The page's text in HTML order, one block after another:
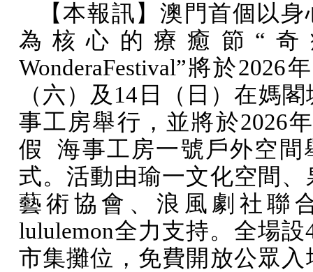
【本報訊】澳門首個以
為核心的療癒節“奇
WonderaFestival”將於2026年
（六）及 14 日（日）在媽
事工房舉行，並將於2026
假
海事工房一號戶外空間
式。活動由瑜一文化空間、
藝術協會、浪風劇社聯
lululemon全力支持。全場設
市集攤位，免費開放公眾入